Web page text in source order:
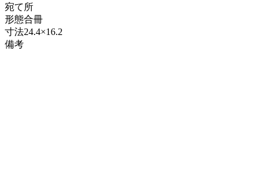
宛て所
形態合冊
寸法24.4×16.2
備考